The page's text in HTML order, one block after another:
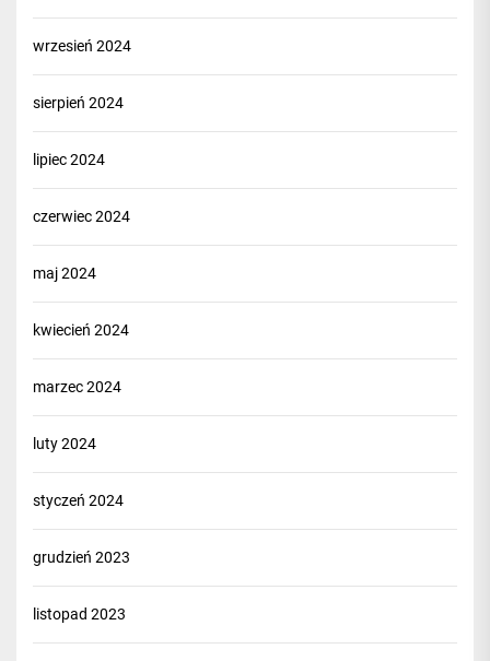
wrzesień 2024
sierpień 2024
lipiec 2024
czerwiec 2024
maj 2024
kwiecień 2024
marzec 2024
luty 2024
styczeń 2024
grudzień 2023
listopad 2023